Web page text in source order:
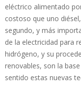
eléctrico alimentado
costoso que uno
segundo, y más
de la electricidad para
hidrógeno, y su
renovables, son la
sentido estas nuevas